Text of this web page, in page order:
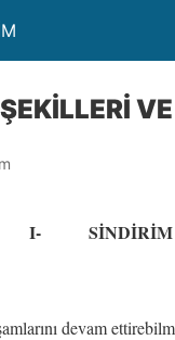
I- SİNDİRİM
devam